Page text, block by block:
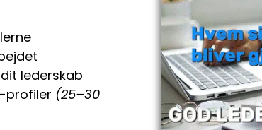
lederskab
profiler (25–30